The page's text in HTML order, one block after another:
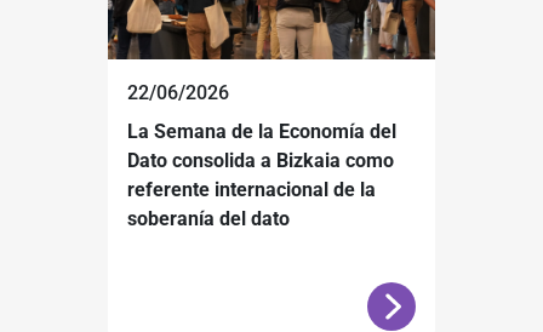
22/06/2026
La Semana de la Economía del
Dato consolida a Bizkaia como
referente internacional de la
soberanía del dato